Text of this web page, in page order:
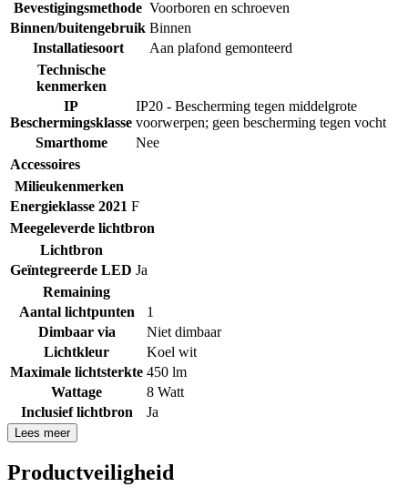
Bevestigingsmethode Voorboren en schroeven
Binnen/buitengebruik Binnen
Installatiesoort
Aan plafond gemonteerd
Technische
kenmerken
IP
Beschermingsklasse
IP20 - Bescherming tegen middelgrote
voorwerpen; geen bescherming tegen vocht
Smarthome
Nee
Accessoires
Milieukenmerken
Energieklasse 2021 F
Meegeleverde lichtbron
Lichtbron
Geïntegreerde LED Ja
Remaining
Aantal lichtpunten
1
Dimbaar via
Niet dimbaar
Lichtkleur
Koel wit
Maximale lichtsterkte 450 lm
Wattage
8 Watt
Inclusief lichtbron
Ja
Lees meer
Productveiligheid